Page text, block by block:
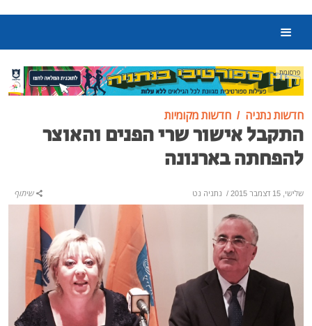
פרסומת
חדשות נתניה חדשות מקומיות
התקבל אישור שרי הפנים והאוצר
להפחתה בארנונה
שלישי, 15 דצמבר 2015 / נתניה נט שיתוף